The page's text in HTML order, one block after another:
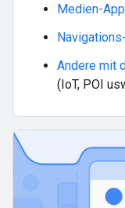
Medien-
Andere mit
(IoT, POI